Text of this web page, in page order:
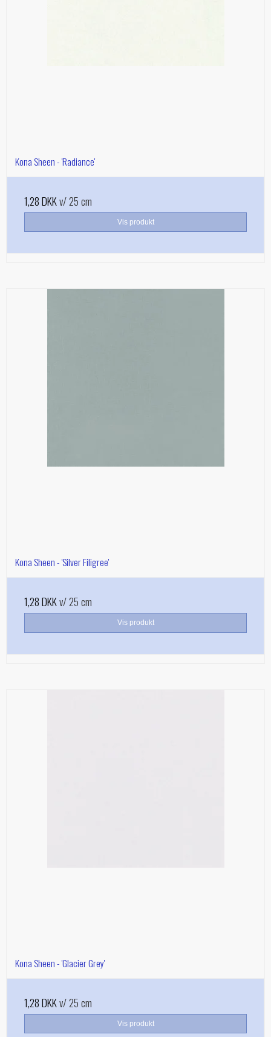
Kona Sheen - 'Radiance'
1,28 DKKv/ 25 cm
Vis produkt
Kona Sheen - 'Silver Filigree'
1,28 DKKv/ 25 cm
Vis produkt
Kona Sheen - 'Glacier Grey'
1,28 DKKv/ 25 cm
Vis produkt